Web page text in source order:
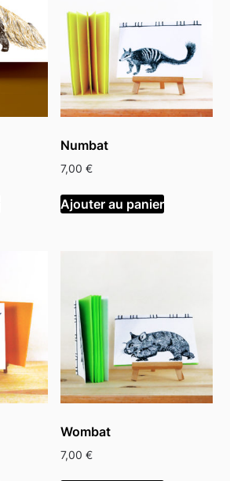
Numbat
7,00€
Ajouter au panier
Wombat
7,00€